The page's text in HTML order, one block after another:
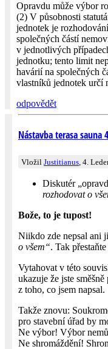
Opravdu může výbor
(2) V působnosti
jednotek je
společných částí
v jednotlivých
jednotku; tento limit
havárií na společných
vlastníků jednotek určí
odpovědět
Nástavba terasa sauna 4
Vložil Justitianus , 4.
Diskutér
rozhodovat o
Bože, to je tupost!
Niikdo zde nepsal ani
o všem“. Tak
Vytahovat v této
ukazuje že jste
z toho, co jsem napsal.
Takže znovu:
pro stavební úřad by
Ne výbor! Výbor
Ne shromáždění!